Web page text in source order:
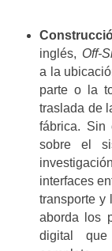
inglés, Off-
a la
parte o la
traslada de
fábrica. Sin
sobre el
interfaces
transporte y
aborda los
digital